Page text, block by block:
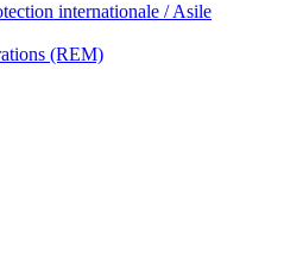
internationale / Asile
(REM)